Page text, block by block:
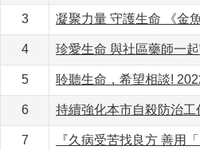
3 凝聚力量 守護生命 《金
4 珍愛生命 與社區藥師一
5 聆聽生命，希望相談!
6 持續強化本市自殺防治
7 『久病受苦找良方 善用